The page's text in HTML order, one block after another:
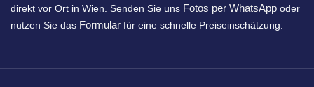
direkt vor Ort in Wien. Senden Sie uns Fotos per WhatsApp oder
nutzen Sie das Formular für eine schnelle Preiseinschätzung.